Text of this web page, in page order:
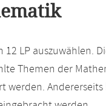
LP auszuwählen.
Themen der
werden.